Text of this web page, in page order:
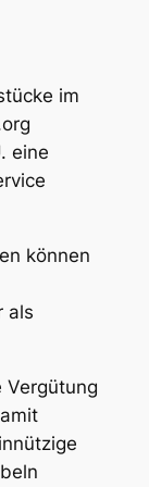
im
eine
können
als
Vergütung